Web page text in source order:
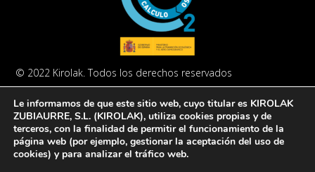
© 2022 Kirolak. Todos los derechos reservados
Le informamos de que este sitio web, cuyo titular es KIROLAK
ZUBIAURRE, S.L. (KIROLAK), utiliza cookies propias y de
terceros, con la finalidad de permitir el funcionamiento de la
página web (por ejemplo, gestionar la aceptación del uso de
cookies) y para analizar el tráfico web.